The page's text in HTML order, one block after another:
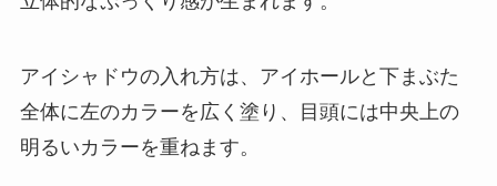
アイシャドウの入れ方は、アイホールと下まぶた
全体に左のカラーを広く塗り、目頭には中央上の
明るいカラーを重ねます。